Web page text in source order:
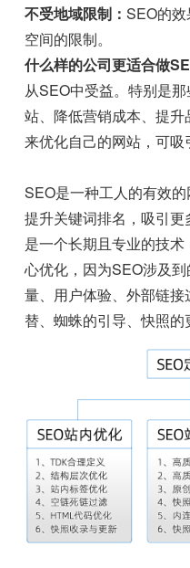
不受地域限制：SEO的
空间的限制。
什么样的公司更适合做
从SEO中受益。特别是
站、降低营销成本、提
来优化自己的网站，可吸
SEO是一种工人的有效
提升关键词排名，吸引
是一个长期且专业的技
心优化，因为SEO涉及
量、用户体验、外部链
替、蜘蛛的引导、快照的